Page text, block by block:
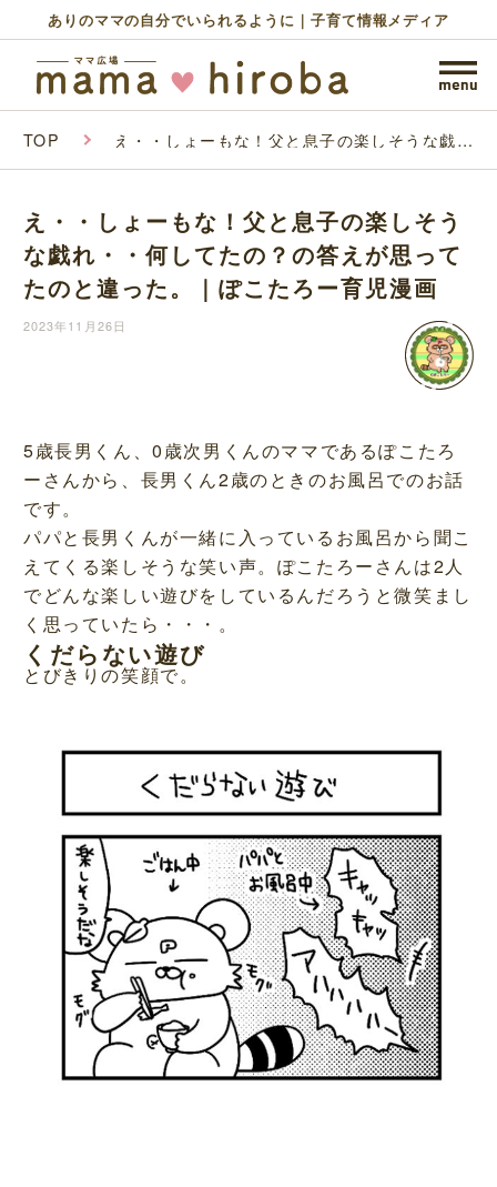
ありのママの自分でいられるように｜子育て情報メディア
TOP え・・しょーもな！父と息子の楽しそうな戯
た。｜ぽこたろー育児漫画
え・・しょーもな！父と息子の楽しそう
な戯れ・・何してたの？の答えが思って
たのと違った。｜ぽこたろー育児漫画
2023年11月26日
5歳長男くん、0歳次男くんのママであるぽこたろ
ーさんから、長男くん2歳のときのお風呂でのお話
です。
パパと長男くんが一緒に入っているお風呂から聞こ
えてくる楽しそうな笑い声。ぽこたろーさんは2人
でどんな楽しい遊びをしているんだろうと微笑まし
く思っていたら・・・。
くだらない遊び
とびきりの笑顔で。